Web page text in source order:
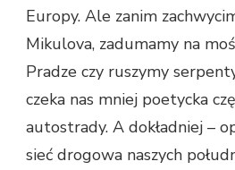
Europy. Ale zanim
Mikulova, zadumamy na
Pradze czy ruszymy
czeka nas mniej poetycka
autostrady. A dokładniej –
sieć drogowa naszych